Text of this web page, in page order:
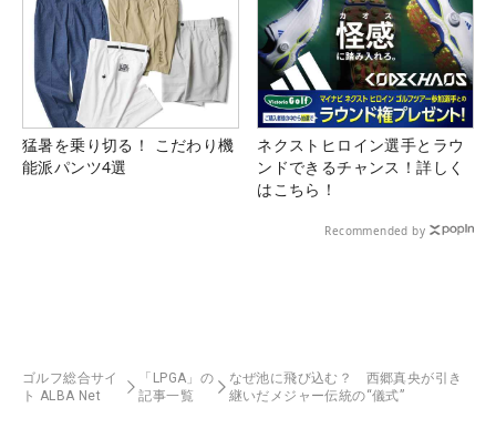
猛暑を乗り切る！ こだわり機
能派パンツ4選
ネクストヒロイン選手とラウ
ンドできるチャンス！詳しく
はこちら！
Recommended by
ゴルフ総合サイ
ト ALBA Net
「LPGA」の
記事一覧
なぜ池に飛び込む？ 西郷真央が引き
継いだメジャー伝統の“儀式”